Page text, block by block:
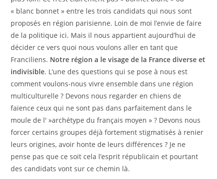
« blanc bonnet » entre les trois candidats qui nous sont
proposés en région parisienne. Loin de moi l’envie de faire
de la politique ici. Mais il nous appartient aujourd’hui de
décider ce vers quoi nous voulons aller en tant que
Franciliens. Notre région a le visage de la France diverse et
indivisible. L’une des questions qui se pose à nous est
comment voulons-nous vivre ensemble dans une région
multiculturelle ? Devons nous regarder en chiens de
faïence ceux qui ne sont pas dans parfaitement dans le
moule de l' »archétype du français moyen » ? Devons nous
forcer certains groupes déjà fortement stigmatisés à renier
leurs origines, avoir honte de leurs différences ? Je ne
pense pas que ce soit cela l’esprit républicain et pourtant
des candidats vont sur ce chemin là.